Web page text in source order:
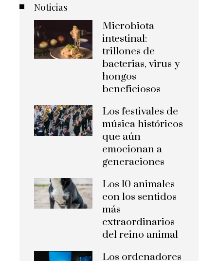
Noticias
Microbiota
intestinal:
trillones de
bacterias, virus y
hongos
beneficiosos
Los festivales de
música históricos
que aún
emocionan a
generaciones
Los 10 animales
con los sentidos
más
extraordinarios
del reino animal
Los ordenadores